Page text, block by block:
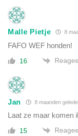
Malle Pietje 8
FAFO WEF honden!
16
Jan 8 maanden
Laat ze maar komen
15